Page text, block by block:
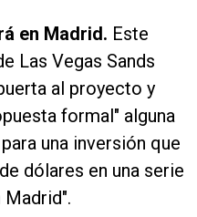
en Madrid. Este
Las Vegas Sands
al proyecto y
formal" alguna
una inversión que
dólares en una serie